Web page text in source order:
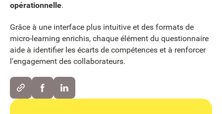
opérationnelle.
Grâce à une interface plus intuitive et des formats de
micro-learning enrichis, chaque élément du questionnaire
aide à identifier les écarts de compétences et à renforcer
l'engagement des collaborateurs.